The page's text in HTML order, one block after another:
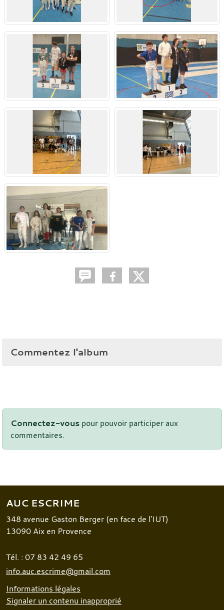
Commentez l'album
Connectez-vous pour pouvoir participer aux
commentaires.
AUC ESCRIME
348 avenue Gaston Berger (en face de l'IUT)
13090 Aix en Provence
Tél. : 07 83 42 49 65
info.auc.escrime@gmail.com
Informations légales
Signaler un contenu inapproprié